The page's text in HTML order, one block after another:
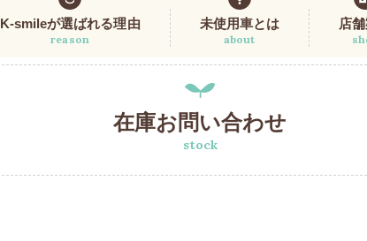
K-smileが選ばれる理由
reason
未使用車とは
about
店
在庫お問い合わせ
stock